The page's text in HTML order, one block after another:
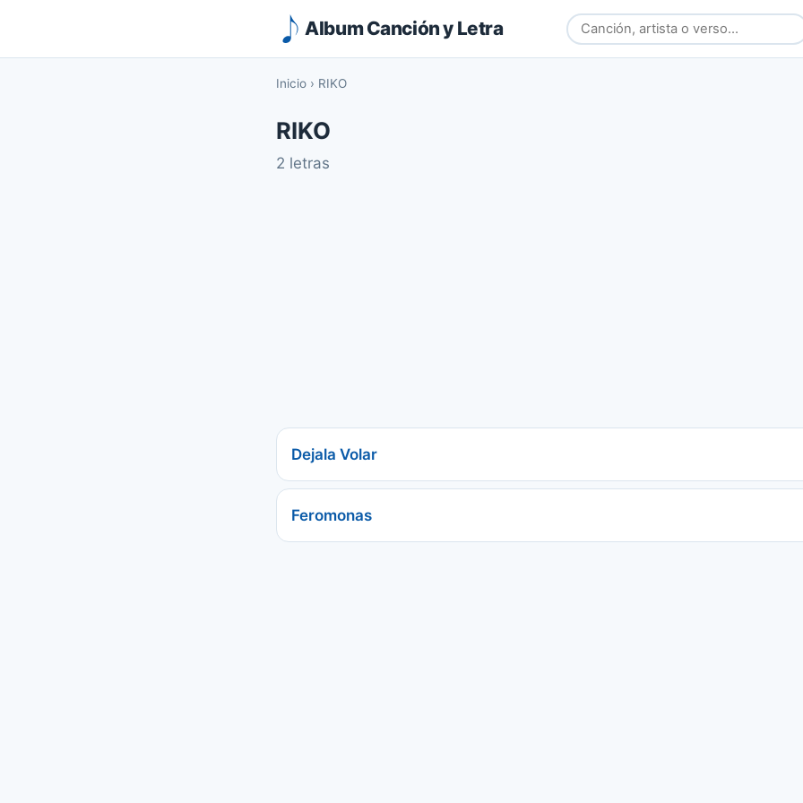
Album Canción y Letra
Inicio › RIKO
RIKO
2 letras
Dejala Volar
Feromonas